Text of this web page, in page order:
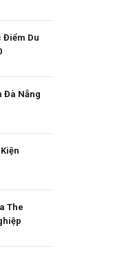
Điểm Du
Đà Nẵng
The